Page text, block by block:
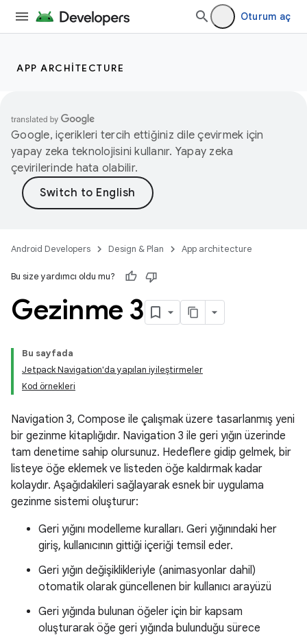
Oturum aç
APP ARCHITECTURE
Google, içerikleri tercih ettiğiniz dile çevirmek için
yapay zeka teknolojisini kullanır. Yapay zeka
çevirilerinde hata olabilir.
Android Developers Design & Plan App architecture
Bu size yardımcı oldu mu?
Gezinme 3
Bu sayfada
Jetpack Navigation'da yapılan iyileştirmeler
Kod örnekleri
Navigation 3, Compose ile çalışmak üzere tasarlanmış yeni
bir gezinme kitaplığıdır. Navigation 3 ile geri yığın üzerinde
tam denetime sahip olursunuz. Hedeflere gidip gelmek, bir
listeye öğe eklemek ve listeden öğe kaldırmak kadar
kolaydır. Aşağıdakileri sağlayarak esnek bir uygulama
gezinme sistemi oluşturur:
Geri yığını modelleme kuralları. Geri yığınındaki her
giriş, kullanıcının gittiği içeriği temsil eder.
Geri yığın değişiklikleriyle (animasyonlar dahil)
otomatik olarak güncellenen bir kullanıcı arayüzü
Geri yığında bulunan öğeler için bir kapsam
oluşturarak öğe geri yığında bulunduğu sürece